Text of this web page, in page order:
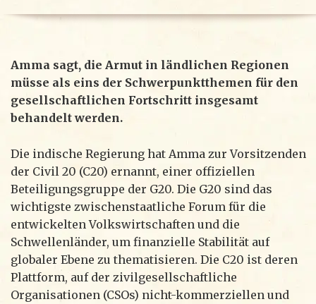
Amma sagt, die Armut in ländlichen Regionen
müsse als eins der Schwerpunktthemen für den
gesellschaftlichen Fortschritt insgesamt
behandelt werden.
Die indische Regierung hat Amma zur Vorsitzenden
der Civil 20 (C20) ernannt, einer offiziellen
Beteiligungsgruppe der G20. Die G20 sind das
wichtigste zwischenstaatliche Forum für die
entwickelten Volkswirtschaften und die
Schwellenländer, um finanzielle Stabilität auf
globaler Ebene zu thematisieren. Die C20 ist deren
Plattform, auf der zivilgesellschaftliche
Organisationen (CSOs) nicht-kommerziellen und